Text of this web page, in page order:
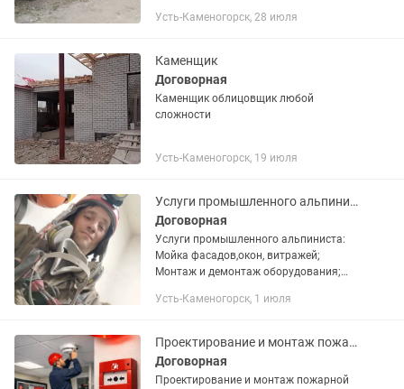
Усть-Каменогорск, 28 июля
Каменщик
Договорная
Каменщик облицовщик любой
сложности
Усть-Каменогорск, 19 июля
Услуги промышленного альпиниста
Договорная
Услуги промышленного альпиниста:
Мойка фасадов,окон, витражей;
Монтаж и демонтаж оборудования;
Усть-Каменогорск, 1 июля
Проектирование и монтаж пожарной сигнализации
Договорная
Проектирование и монтаж пожарной